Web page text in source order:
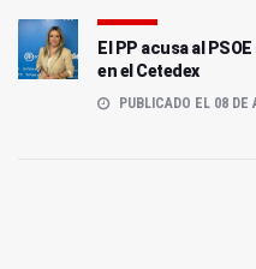
El PP acusa al
en el Cetedex
PUBLICADO EL 08 DE